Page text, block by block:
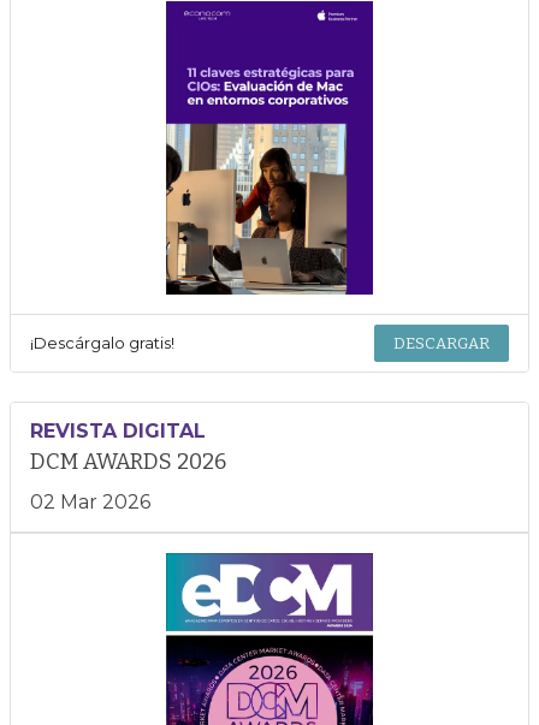
¡Descárgalo gratis! DESCARGAR
REVISTA DIGITAL
DCM AWARDS 2026
02 Mar 2026